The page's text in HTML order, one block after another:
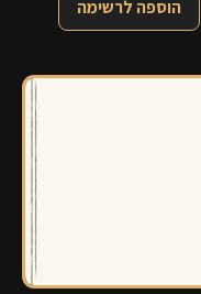
הוספה לרשימה